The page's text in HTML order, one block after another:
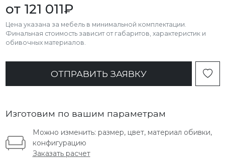
от 121 011₽
Цена указана за мебель в минимальной комплектации.
Финальная стоимость зависит от габаритов, характеристик и
обивочных материалов.
ОТПРАВИТЬ ЗАЯВКУ
Изготовим по вашим параметрам
Можно изменить: размер, цвет, материал обивки,
конфигурацию
Заказать расчет